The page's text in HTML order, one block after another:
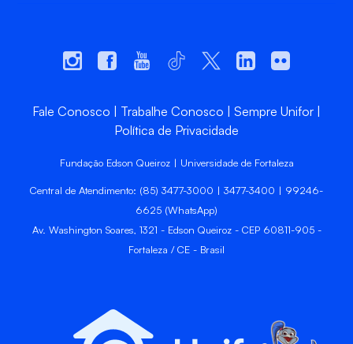
Fale Conosco Trabalhe Conosco
Sempre Unifor
Política de Privacidade
Fundação Edson Queiroz | Universidade de Fortaleza
Central de Atendimento: (85) 3477-3000 | 3477-3400 | 99246-
6625 (WhatsApp)
Av. Washington Soares, 1321 - Edson Queiroz - CEP 60811-905 -
Fortaleza / CE - Brasil